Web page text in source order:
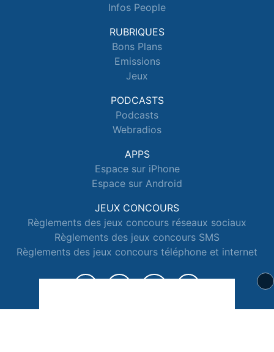
Infos People
RUBRIQUES
Bons Plans
Emissions
Jeux
PODCASTS
Podcasts
Webradios
APPS
Espace sur iPhone
Espace sur Android
JEUX CONCOURS
Règlements des jeux concours réseaux sociaux
Règlements des jeux concours SMS
Règlements des jeux concours téléphone et internet